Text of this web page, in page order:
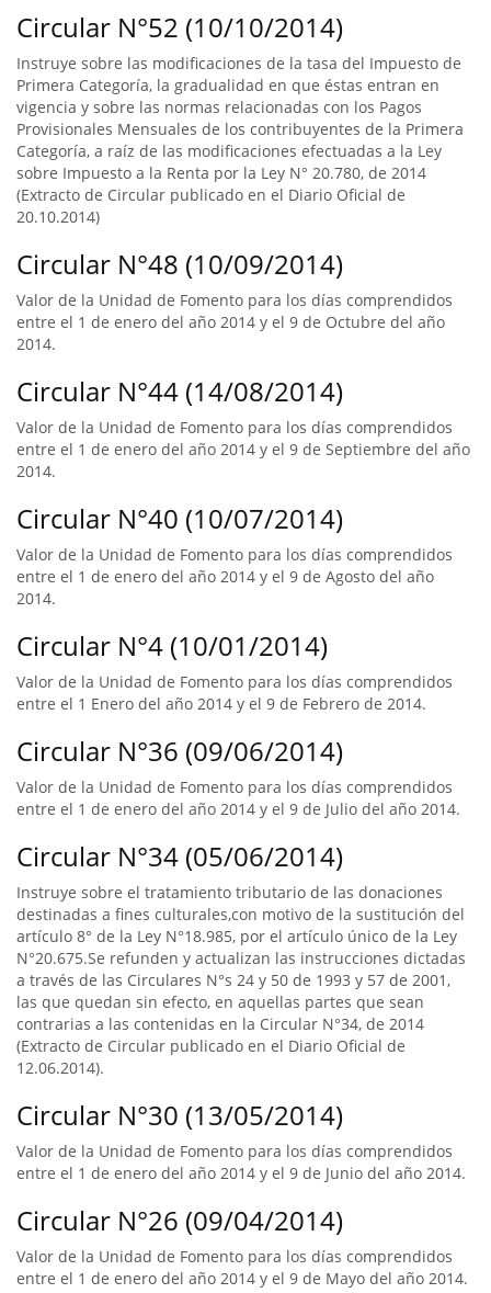
Circular N°52 (10/10/2014)
Instruye sobre las modificaciones de la tasa del Impuesto de
Primera Categoría, la gradualidad en que éstas entran en
vigencia y sobre las normas relacionadas con los Pagos
Provisionales Mensuales de los contribuyentes de la Primera
Categoría, a raíz de las modificaciones efectuadas a la Ley
sobre Impuesto a la Renta por la Ley N° 20.780, de 2014
(Extracto de Circular publicado en el Diario Oficial de
20.10.2014)
Circular N°48 (10/09/2014)
Valor de la Unidad de Fomento para los días comprendidos
entre el 1 de enero del año 2014 y el 9 de Octubre del año
2014.
Circular N°44 (14/08/2014)
Valor de la Unidad de Fomento para los días comprendidos
entre el 1 de enero del año 2014 y el 9 de Septiembre del año
2014.
Circular N°40 (10/07/2014)
Valor de la Unidad de Fomento para los días comprendidos
entre el 1 de enero del año 2014 y el 9 de Agosto del año
2014.
Circular N°4 (10/01/2014)
Valor de la Unidad de Fomento para los días comprendidos
entre el 1 Enero del año 2014 y el 9 de Febrero de 2014.
Circular N°36 (09/06/2014)
Valor de la Unidad de Fomento para los días comprendidos
entre el 1 de enero del año 2014 y el 9 de Julio del año 2014.
Circular N°34 (05/06/2014)
Instruye sobre el tratamiento tributario de las donaciones
destinadas a fines culturales,con motivo de la sustitución del
artículo 8° de la Ley N°18.985, por el artículo único de la Ley
N°20.675.Se refunden y actualizan las instrucciones dictadas
a través de las Circulares N°s 24 y 50 de 1993 y 57 de 2001,
las que quedan sin efecto, en aquellas partes que sean
contrarias a las contenidas en la Circular N°34, de 2014
(Extracto de Circular publicado en el Diario Oficial de
12.06.2014).
Circular N°30 (13/05/2014)
Valor de la Unidad de Fomento para los días comprendidos
entre el 1 de enero del año 2014 y el 9 de Junio del año 2014.
Circular N°26 (09/04/2014)
Valor de la Unidad de Fomento para los días comprendidos
entre el 1 de enero del año 2014 y el 9 de Mayo del año 2014.